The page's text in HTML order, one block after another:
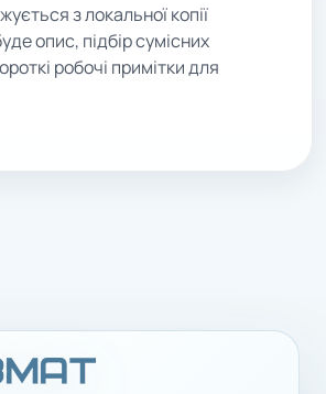
з локальної копії
опис, підбір сумісних
робочі примітки для